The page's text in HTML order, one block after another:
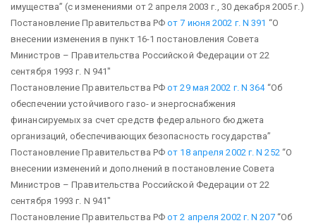
имущества” (с изменениями от 2 апреля 2003 г., 30 декабря 2005 г.)
Постановление Правительства РФот 7 июня 2002 г. N 391 “О
внесении изменения в пункт 16-1 постановления Совета
Министров – Правительства Российской Федерации от 22
сентября 1993 г. N 941″
Постановление Правительства РФот 29 мая 2002 г. N 364“Об
обеспечении устойчивого газо- и энергоснабжения
финансируемых за счет средств федерального бюджета
организаций, обеспечивающих безопасность государства”
Постановление Правительства РФот 18 апреля 2002 г. N 252 “О
внесении изменений и дополнений в постановление Совета
Министров – Правительства Российской Федерации от 22
сентября 1993 г. N 941″
Постановление Правительства РФот 2 апреля 2002 г. N 207“Об